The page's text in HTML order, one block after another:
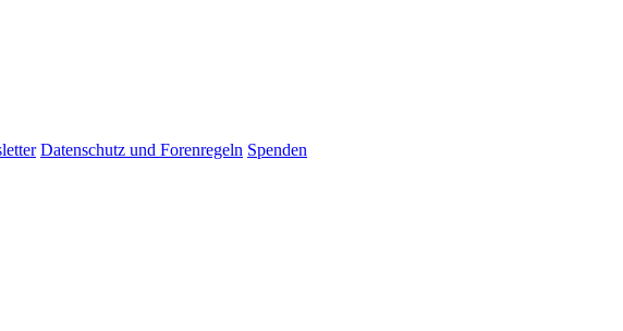
Datenschutz und Forenregeln Spenden